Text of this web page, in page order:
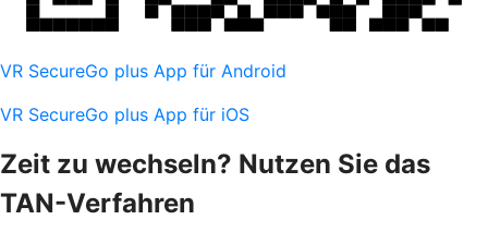
VR SecureGo plus App für Android
VR SecureGo plus App für iOS
Zeit zu wechseln? Nutzen Sie das
TAN-Verfahren